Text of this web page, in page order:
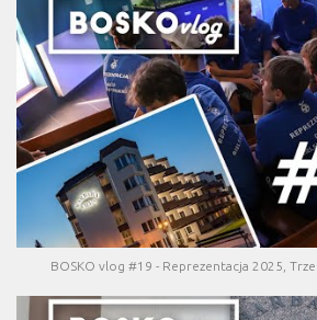
BOSKO vlog #19 - Reprezentacja 2025,